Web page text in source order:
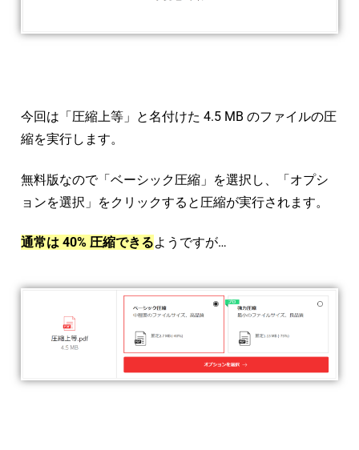
今回は「圧縮上等」と名付けた 4.5 MB のファイルの圧
縮を実行します。
無料版なので「ベーシック圧縮」を選択し、「オプシ
ョンを選択」をクリックすると圧縮が実行されます。
通常は 40% 圧縮できるようですが…